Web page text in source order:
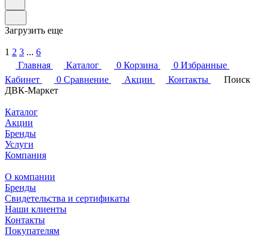
Загрузить еще
1 2 3 ... 6
Главная
Каталог 0 Корзина 0 Избранные
Кабинет
0 Сравнение Акции Контакты
Поиск
ДВК-Маркет
Каталог
Акции
Бренды
Услуги
Компания
О компании
Бренды
Свидетельства и сертификаты
Наши клиенты
Контакты
Покупателям